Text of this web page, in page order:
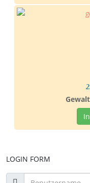
LOGIN FORM